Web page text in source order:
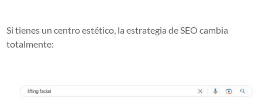
Si tienes un centro estético, la estrategia de SEO cambia
totalmente: